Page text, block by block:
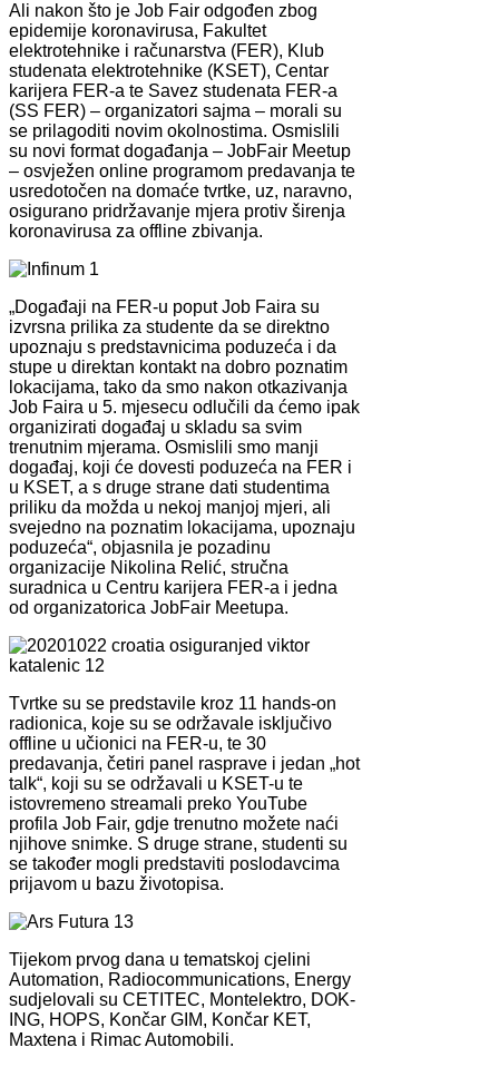
Ali nakon što je Job Fair odgođen zbog
epidemije koronavirusa, Fakultet
elektrotehnike i računarstva (FER), Klub
studenata elektrotehnike (KSET), Centar
karijera FER-a te Savez studenata FER-a
(SS FER) – organizatori sajma – morali su
se prilagoditi novim okolnostima. Osmislili
su novi format događanja – JobFair Meetup
– osvježen online programom predavanja te
usredotočen na domaće tvrtke, uz, naravno,
osigurano pridržavanje mjera protiv širenja
koronavirusa za offline zbivanja.
„Događaji na FER-u poput Job Faira su
izvrsna prilika za studente da se direktno
upoznaju s predstavnicima poduzeća i da
stupe u direktan kontakt na dobro poznatim
lokacijama, tako da smo nakon otkazivanja
Job Faira u 5. mjesecu odlučili da ćemo ipak
organizirati događaj u skladu sa svim
trenutnim mjerama. Osmislili smo manji
događaj, koji će dovesti poduzeća na FER i
u KSET, a s druge strane dati studentima
priliku da možda u nekoj manjoj mjeri, ali
svejedno na poznatim lokacijama, upoznaju
poduzeća“, objasnila je pozadinu
organizacije Nikolina Relić, stručna
suradnica u Centru karijera FER-a i jedna
od organizatorica JobFair Meetupa.
Tvrtke su se predstavile kroz 11 hands-on
radionica, koje su se održavale isključivo
offline u učionici na FER-u, te 30
predavanja, četiri panel rasprave i jedan „hot
talk“, koji su se održavali u KSET-u te
istovremeno streamali preko YouTube
profila Job Fair, gdje trenutno možete naći
njihove snimke. S druge strane, studenti su
se također mogli predstaviti poslodavcima
prijavom u bazu životopisa.
Tijekom prvog dana u tematskoj cjelini
Automation, Radiocommunications, Energy
sudjelovali su CETITEC, Montelektro, DOK-
ING, HOPS, Končar GIM, Končar KET,
Maxtena i Rimac Automobili.